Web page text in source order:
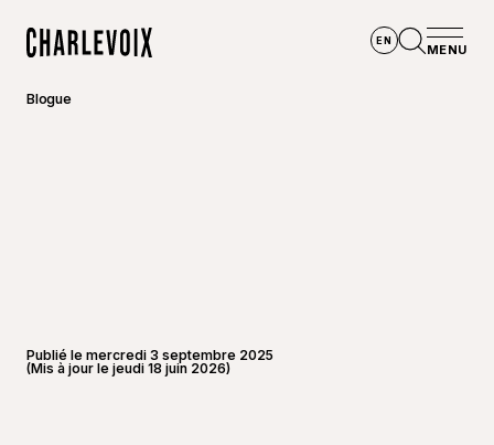
EN
MENU
Blogue
Publié le mercredi 3 septembre 2025
(Mis à jour le jeudi 18 juin 2026)